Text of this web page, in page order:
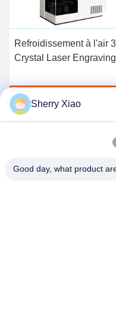
Refroidissement à l'air
Crystal Laser Engraving
production de portrait
Parlez Maintenant.
Sherry Xiao
Good day, what product